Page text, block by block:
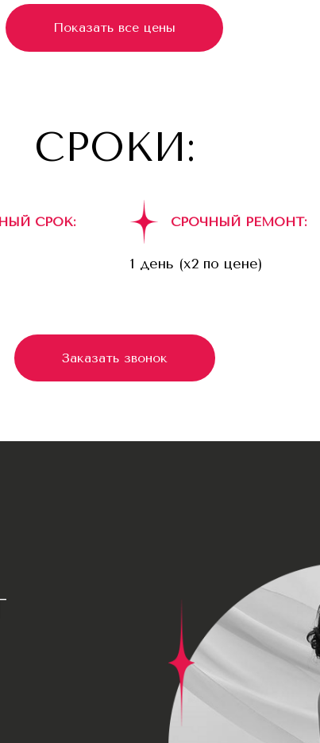
Показать все цены
СРОКИ:
СРОК: СРОЧНЫЙ РЕМОНТ:
1 день (x2 по цене)
Заказать звонок